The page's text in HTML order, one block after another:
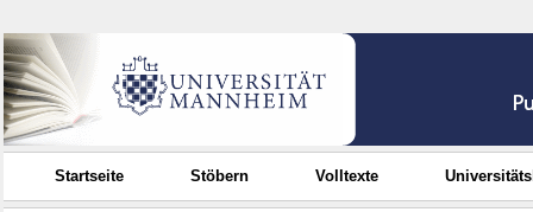
Startseite Stöbern Volltexte